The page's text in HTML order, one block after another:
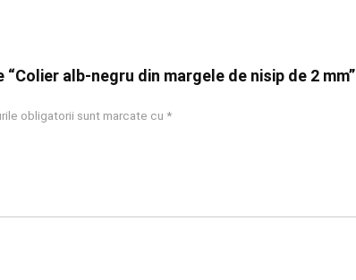
alb-negru din margele de nisip de 2 mm”
obligatorii sunt marcate cu *